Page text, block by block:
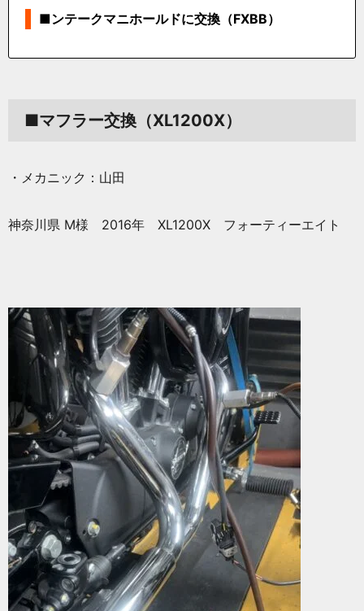
■ンテークマニホールドに交換（FXBB）
■マフラー交換（XL1200X）
・メカニック：山田
神奈川県 M様 2016年 XL1200X フォーティーエイト